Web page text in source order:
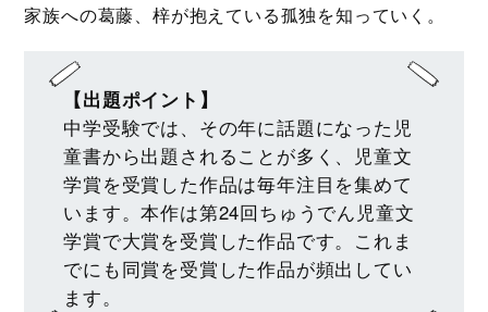
家族への葛藤、梓が抱えている孤独を知っていく。
【出題ポイント】
中学受験では、その年に話題になった児
童書から出題されることが多く、児童文
学賞を受賞した作品は毎年注目を集めて
います。本作は第24回ちゅうでん児童文
学賞で大賞を受賞した作品です。これま
でにも同賞を受賞した作品が頻出してい
ます。